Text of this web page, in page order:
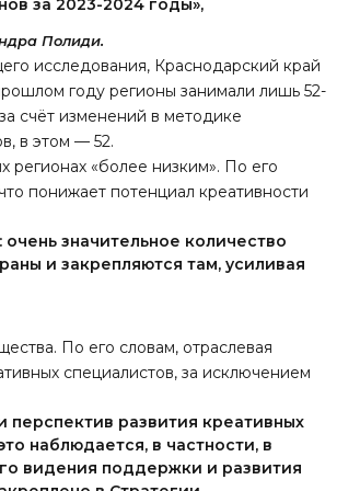
за 2023-2024 годы»,
Полиди.
исследования, Краснодарский край
году регионы занимали лишь 52-
счёт изменений в методике
в этом — 52.
«более низким». По его
понижает потенциал креативности
значительное количество
и закрепляются там, усиливая
По его словам, отраслевая
специалистов, за исключением
развития креативных
наблюдается, в частности, в
видения поддержки и развития